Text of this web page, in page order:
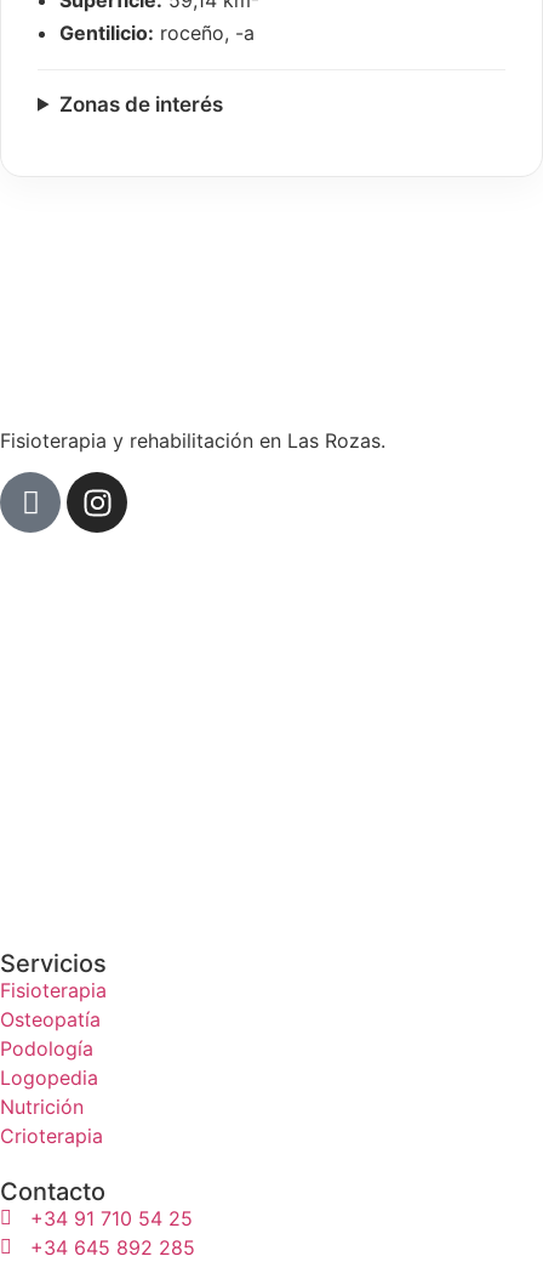
Gentilicio: roceño, -a
Zonas de interés
Fisioterapia y rehabilitación en Las Rozas.
Servicios
Fisioterapia
Osteopatía
Podología
Logopedia
Nutrición
Crioterapia
Contacto
+34 91 710 54 25
+34 645 892 285